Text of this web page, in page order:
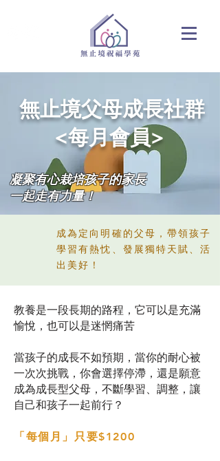
無止境父母成長社群
<每月會員>
凝聚有心栽培孩子的家長​
一起走有力量！
成為定向明確的父母，帶領孩子
學習有熱忱、發展獨特天賦、活
出美好！
教養是一段長期的路程，它可以是充滿
愉悅，也可以是迷惘痛苦
當孩子的成長不如預期，當你的耐心被
一次次挑戰，你會選擇停滯，還是願意
成為成長型父母，不斷學習、調整，讓
自己和孩子一起前行？
「每個月」只要$1200